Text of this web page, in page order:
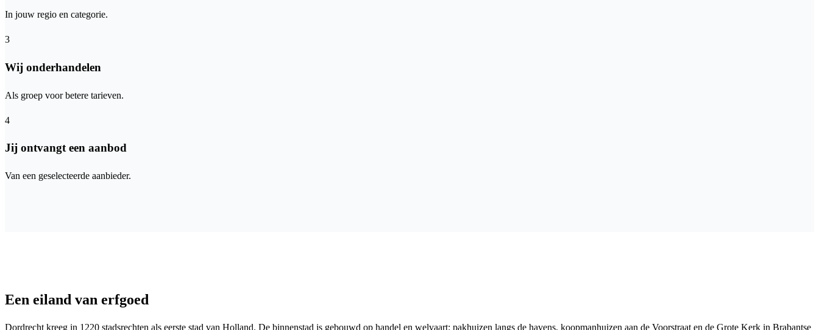
In jouw regio en categorie.
3
Wij onderhandelen
Als groep voor betere tarieven.
4
Jij ontvangt een aanbod
Van een geselecteerde aanbieder.
Een eiland van erfgoed
Dordrecht kreeg in 1220 stadsrechten als eerste stad van Holland. De binnenstad is gebouwd op handel en welvaart: pakhuizen langs de havens, koopmanhuizen aan de Voorstraat en de Grote Kerk in Brabantse